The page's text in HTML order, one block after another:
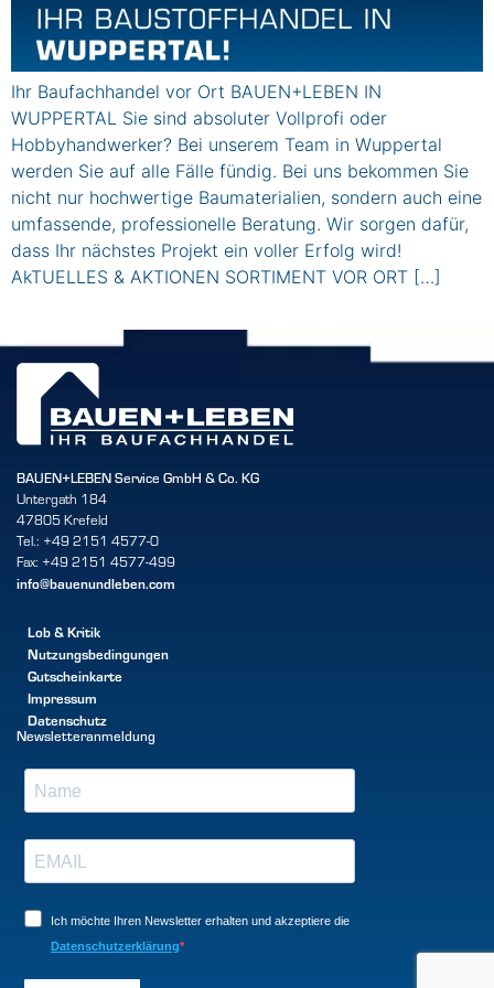
Ihr Baufachhandel vor Ort BAUEN+LEBEN IN
WUPPERTAL Sie sind absoluter Vollprofi oder
Hobbyhandwerker? Bei unserem Team in Wuppertal
werden Sie auf alle Fälle fündig. Bei uns bekommen Sie
nicht nur hochwertige Baumaterialien, sondern auch eine
umfassende, professionelle Beratung. Wir sorgen dafür,
dass Ihr nächstes Projekt ein voller Erfolg wird!
AkTUELLES & AKTIONEN SORTIMENT VOR ORT […]
BAUEN+LEBEN Service GmbH & Co. KG
Untergath 184
47805 Krefeld
Tel.: +49 2151 4577-0
Fax: +49 2151 4577-499
info@bauenundleben.com
Lob & Kritik
Nutzungsbedingungen
Gutscheinkarte
Impressum
Datenschutz
Newsletteranmeldung
Ich möchte Ihren Newsletter erhalten und akzeptiere die
Datenschutzerklärung